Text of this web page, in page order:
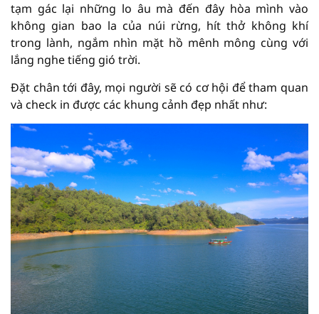
tạm gác lại những lo âu mà đến đây hòa mình vào
không gian bao la của núi rừng, hít thở không khí
trong lành, ngắm nhìn mặt hồ mênh mông cùng với
lắng nghe tiếng gió trời.
Đặt chân tới đây, mọi người sẽ có cơ hội để tham quan
và check in được các khung cảnh đẹp nhất như: